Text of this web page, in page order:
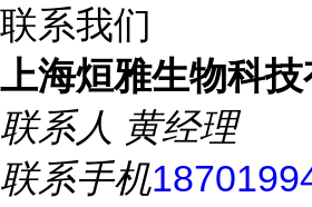
联系我们
上海烜雅生物科技
联系人 黄经理
联系手机